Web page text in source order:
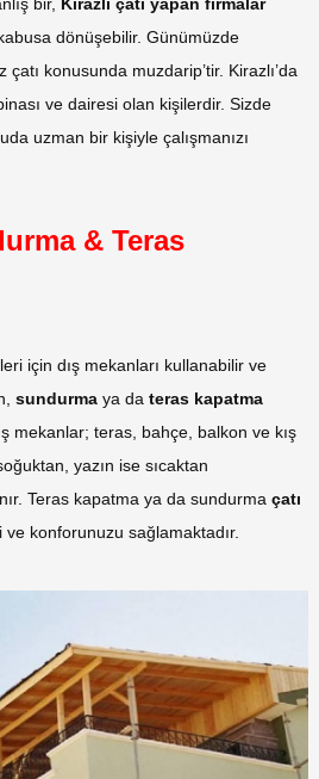
dönüşebilir. Günümüzde
konusunda muzdarip’tir. Kirazlı’da
ve dairesi olan kişilerdir. Sizde
uzman bir kişiyle çalışmanızı
& Teras
için dış mekanları kullanabilir ve
sundurma ya da teras kapatma
mekanlar; teras, bahçe, balkon ve kış
yazın ise sıcaktan
Teras kapatma ya da sundurma çatı
konforunuzu sağlamaktadır.